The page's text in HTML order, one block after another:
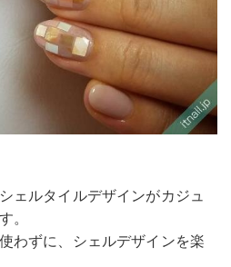
ェルタイルデザインがカジュ
。
わずに、シェルデザインを楽